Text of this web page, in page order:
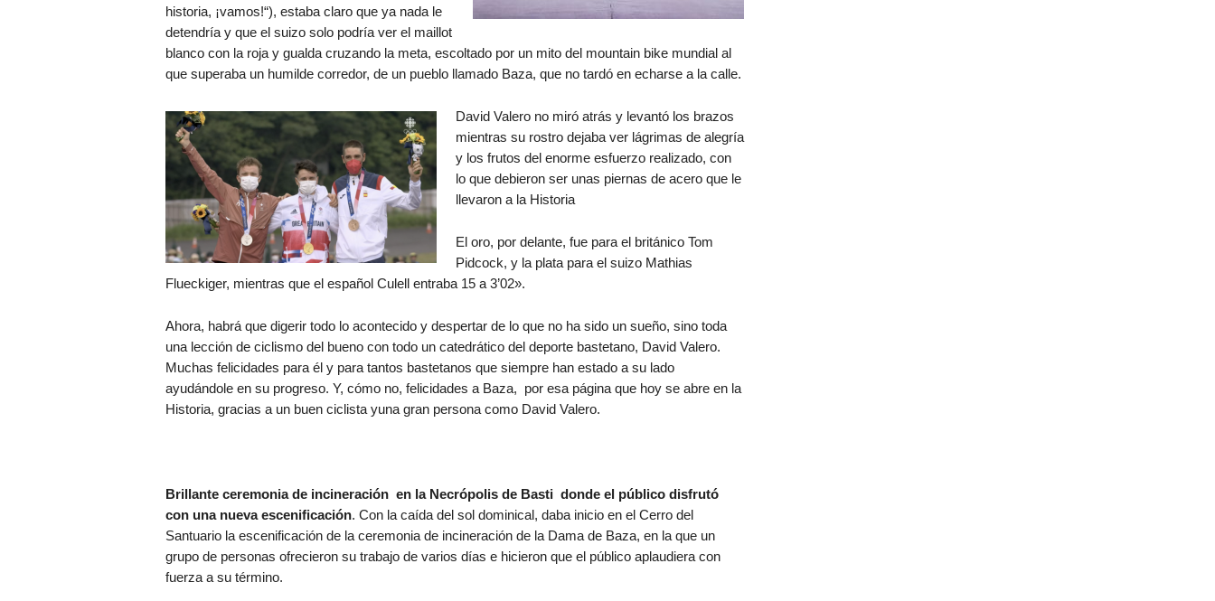
historia, ¡vamos!“), estaba claro que ya nada le
detendría y que el suizo solo podría ver el maillot
blanco con la roja y gualda cruzando la meta, escoltado por un mito del mountain bike mundial al
que superaba un humilde corredor, de un pueblo llamado Baza, que no tardó en echarse a la calle.
David Valero no miró atrás y levantó los brazos
mientras su rostro dejaba ver lágrimas de alegría
y los frutos del enorme esfuerzo realizado, con
lo que debieron ser unas piernas de acero que le
llevaron a la Historia
El oro, por delante, fue para el británico Tom
Pidcock, y la plata para el suizo Mathias
Flueckiger, mientras que el español Culell entraba 15 a 3’02».
Ahora, habrá que digerir todo lo acontecido y despertar de lo que no ha sido un sueño, sino toda
una lección de ciclismo del bueno con todo un catedrático del deporte bastetano, David Valero.
Muchas felicidades para él y para tantos bastetanos que siempre han estado a su lado
ayudándole en su progreso. Y, cómo no, felicidades a Baza, por esa página que hoy se abre en la
Historia, gracias a un buen ciclista yuna gran persona como David Valero.
Brillante ceremonia de incineración en la Necrópolis de Basti donde el público disfrutó
con una nueva escenificación. Con la caída del sol dominical, daba inicio en el Cerro del
Santuario la escenificación de la ceremonia de incineración de la Dama de Baza, en la que un
grupo de personas ofrecieron su trabajo de varios días e hicieron que el público aplaudiera con
fuerza a su término.